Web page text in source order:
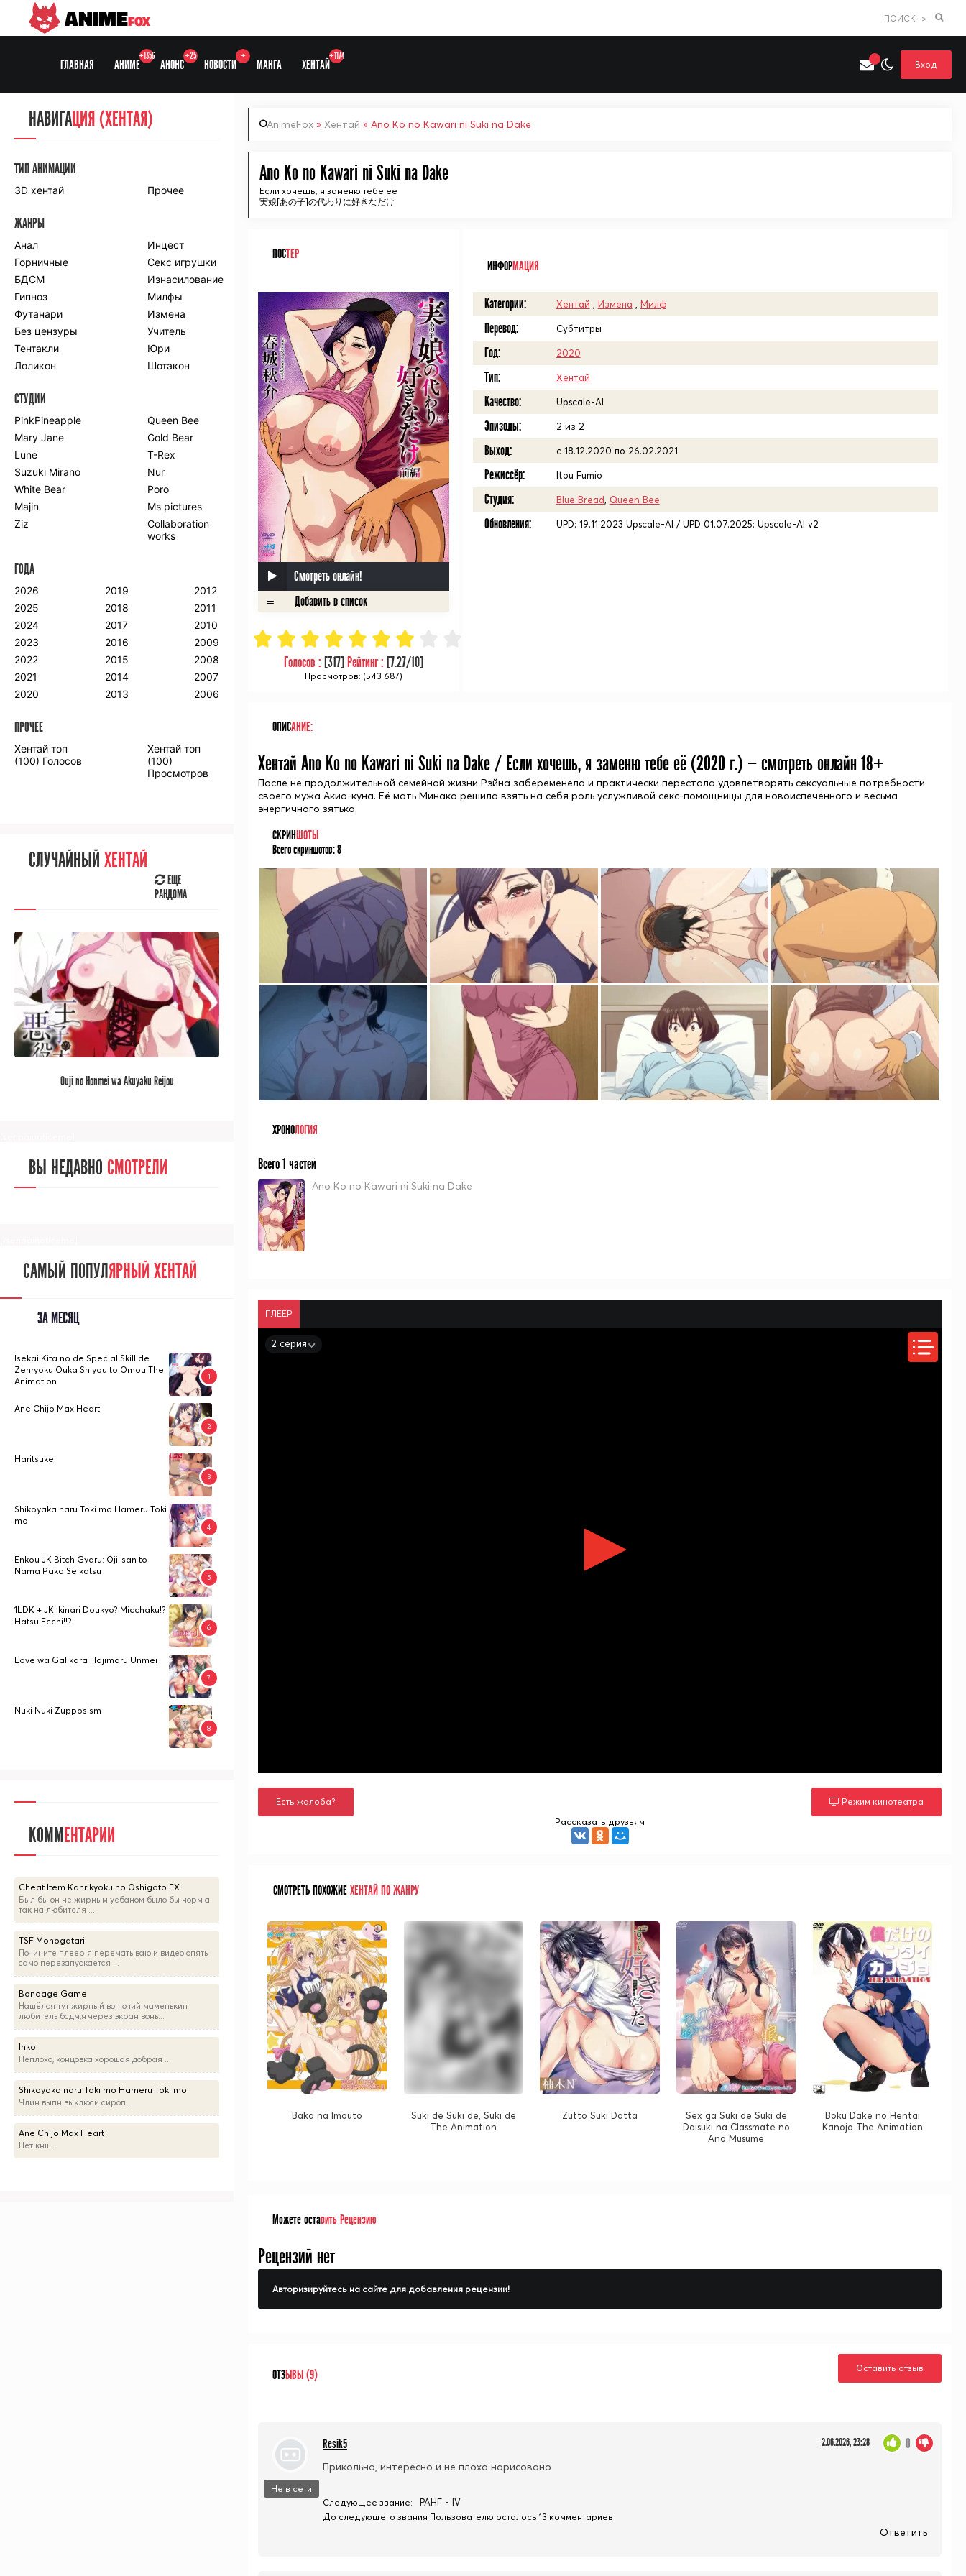
ANIMEFOX ПОИСК ->
ГЛАВНАЯ АНИМЕ
+1356
АНОНС
+25
НОВОСТИ
+
МАНГА ХЕНТАЙ
+1174
Вход
AnimeFox » Хентай » Ano Ko no Kawari ni Suki na Dake
Ano Ko no Kawari ni Suki na Dake
Если хочешь, я заменю тебе её
実娘[あの子]の代わりに好きなだけ
ПОСТЕР
Смотреть онлайн!
Голосов : [317] Рейтинг : [7.27/10]
Просмотров: (543 687)
ИНФОРМАЦИЯ
Категории: Хентай Измена Милф
Перевод: Субтитры
Год: 2020
Тип: Хентай
Качество: Upscale-AI
Эпизоды: 2 из 2
Выход: с 18.12.2020 по 26.02.2021
Режиссёр: Itou Fumio
Студия: Blue Bread Queen Bee
Обновления: UPD: 19.11.2023 Upscale-AI / UPD 01.07.2025: Upscale-AI v2
ОПИСАНИЕ:
Хентай Ano Ko no Kawari ni Suki na Dake / Если хочешь, я заменю тебе её (2020 г.) — смотреть онлайн 18+
После не продолжительной семейной жизни Рэйна забеременела и практически перестала удовлетворять сексуальные потребности
своего мужа Акио-куна. Её мать Минако решила взять на себя роль услужливой секс-помощницы для новоиспеченного и весьма
энергичного зятька.
СКРИНШОТЫ
Всего скриншотов:8
ХРОНОЛОГИЯ
Всего 1 частей
Ano Ko no Kawari ni Suki na Dake
ПЛЕЕР
2 серия
Есть жалоба?
Режим кинотеатра
Рассказать друзьям
СМОТРЕТЬ ПОХОЖИЕХЕНТАЙ ПО ЖАНРУ
Baka na Imouto
Suki de Suki de, Suki de
The Animation
Zutto Suki Datta
Sex ga Suki de Suki de
Daisuki na Classmate no
Ano Musume
Boku Dake no Hentai
Kanojo The Animation
Можете оставить Рецензию
Рецензий нет
Авторизируйтесь на сайте для добавления рецензии!
ОТЗЫВЫ (9) Оставить отзыв
Не в сети
Resik5 2.06.2026, 23:28
Прикольно, интересно и не плохо нарисовано
0
Следующее звание: РАНГ - IV
До следующего звания Пользователю осталось 13 комментариев
Ответить
НАВИГАЦИЯ
СЕЗОНЫ
Anidub
Animedia
Kansai studio
Onibaku
Shiza project
ПО ЖАНРАМ
Комедия
Приключения
Романтика
Школа
Этти
Боевые
искусства
Гарем
Драма
Игры
Исторический
Магия
Фантастика
Фэнтези
Мистика
Попаданцы в
другой мир
Хентай
ПО ГОДУ
2023
2022
2021
2020
2019
2018
2017
2016
2013
2012
2011
2010
2009
2008
2005
2004
2003
2002
2001
2000
ПРОЧЕЕ
Аниме фильмы Аниме OVA
СЛУЧАЙНОЕ АНИМЕ
РАНДОМА
ВЫ НЕДАВНОСМОТРЕЛИ
[/senpainoticeme]
САМЫЙ ПОПУЛЯРНЫЙ АНИМЕ
НАВИГАЦИЯ (ХЕНТАЯ)
ТИП АНИМАЦИИ
3D хентай Прочее
ЖАНРЫ
Анал
Инцест
Горничные
Секс игрушки
БДСМ
Изнасилование
Гипноз
Милфы
Футанари
Измена
Без цензуры
Учитель
Тентакли
Юри
Лоликон
Шотакон
СТУДИИ
PinkPineapple
Queen Bee
Mary Jane
Gold Bear
Lune
T-Rex
Suzuki Mirano
Nur
White Bear
Poro
Majin
Ms pictures
Ziz
Collaboration
works
ГОДА
2026
2025
2024
2023
2022
2021
2020
2019
2018
2017
2016
2015
2014
2013
2012
2011
2010
2009
2008
2007
2006
ПРОЧЕЕ
Хентай топ
(100) Голосов
Хентай топ
(100)
Просмотров
СЛУЧАЙНЫЙ ХЕНТАЙ
ЕЩЕ
РАНДОМА
Ouji no Honmei wa Akuyaku Reijou
ВЫ НЕДАВНО СМОТРЕЛИ
САМЫЙ ПОПУЛЯРНЫЙ ХЕНТАЙ
ЗА МЕСЯЦ
Isekai Kita no de Special Skill de
Zenryoku Ouka Shiyou to Omou The
Animation
Ane Chijo Max Heart
Haritsuke
Shikoyaka naru Toki mo Hameru Toki
mo
Enkou JK Bitch Gyaru: Oji-san to
Nama Pako Seikatsu
1LDK + JK Ikinari Doukyo? Micchaku!?
Hatsu Ecchi!!?
Love wa Gal kara Hajimaru Unmei
Nuki Nuki Zupposism
КОММЕНТАРИИ
Cheat Item Kanrikyoku no Oshigoto EX
Был бы он не жирным уебаном было бы норм а
так на любителя ...
TSF Monogatari
Почините плеер я перематываю и видео опять
само перезапускается ...
Bondage Game
Нашёлся тут жирный вонючий маменькин
любитель бсдм,я через экран вонь...
Inko
Неплохо, концовка хорошая добрая ...
Shikoyaka naru Toki mo Hameru Toki mo
Члин выпн выклюси сироп...
Ane Chijo Max Heart
Нет кнш...